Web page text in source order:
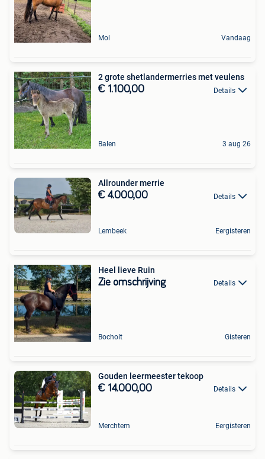
Mol Vandaag
2 grote shetlandermerries met veulens
€ 1.100,00 Details
Balen 3 aug 26
Allrounder merrie
€ 4.000,00 Details
Lembeek Eergisteren
Heel lieve Ruin
Zie omschrijving Details
Bocholt Gisteren
Gouden leermeester tekoop
€ 14.000,00 Details
Merchtem Eergisteren